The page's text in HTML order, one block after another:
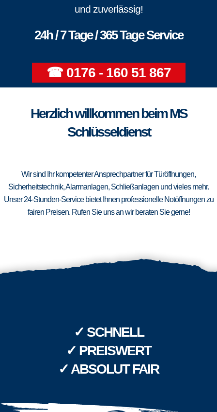
und zuverlässig!
24h / 7 Tage / 365 Tage Service
☎ 0176 - 160 51 867
Herzlich willkommen beim MS
Schlüsseldienst
Wir sind Ihr kompetenter Ansprechpartner für Türöffnungen,
Sicherheitstechnik, Alarmanlagen, Schließanlagen und vieles mehr.
Unser 24-Stunden-Service bietet Ihnen professionelle Notöffnungen zu
fairen Preisen. Rufen Sie uns an wir beraten Sie gerne!
✓ SCHNELL
✓ PREISWERT
✓ ABSOLUT FAIR